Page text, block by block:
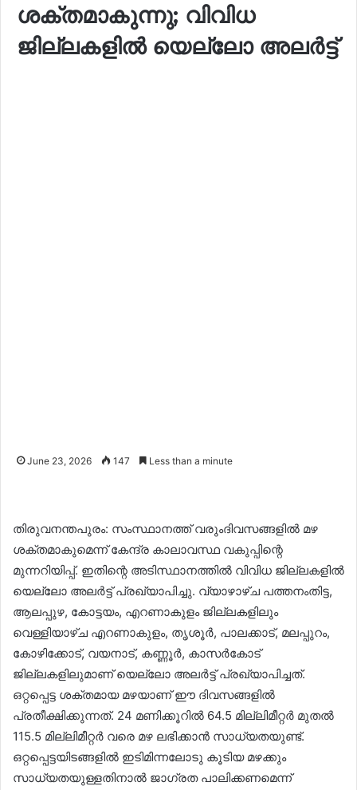
ശക്തമാകുന്നു; വിവിധ
ജില്ലകളിൽ യെല്ലോ അലർട്ട്
June 23, 2026 147 Less than a minute
തിരുവനന്തപുരം: സംസ്ഥാനത്ത് വരുംദിവസങ്ങളിൽ മഴ
ശക്തമാകുമെന്ന് കേന്ദ്ര കാലാവസ്ഥ വകുപ്പിന്റെ
മുന്നറിയിപ്പ്. ഇതിന്റെ അടിസ്ഥാനത്തിൽ വിവിധ ജില്ലകളിൽ
യെല്ലോ അലർട്ട് പ്രഖ്യാപിച്ചു. വ്യാഴാഴ്ച പത്തനംതിട്ട,
ആലപ്പുഴ, കോട്ടയം, എറണാകുളം ജില്ലകളിലും
വെള്ളിയാഴ്ച എറണാകുളം, തൃശൂർ, പാലക്കാട്, മലപ്പുറം,
കോഴിക്കോട്, വയനാട്, കണ്ണൂർ, കാസർകോട്
ജില്ലകളിലുമാണ്​ യെല്ലോ അലർട്ട് പ്രഖ്യാപിച്ചത്.
ഒറ്റപ്പെട്ട ശക്തമായ മഴയാണ് ഈ ദിവസങ്ങളിൽ
പ്രതീക്ഷിക്കുന്നത്. 24 മണിക്കൂറിൽ 64.5 മില്ലിമീറ്റർ മുതൽ
115.5 മില്ലിമീറ്റർ വരെ മഴ ലഭിക്കാൻ സാധ്യതയുണ്ട്.
ഒറ്റപ്പെട്ടയിടങ്ങളിൽ ഇടിമിന്നലോടു കൂടിയ മഴക്കും
സാധ്യതയുള്ളതിനാൽ ജാഗ്രത പാലിക്കണമെന്ന്